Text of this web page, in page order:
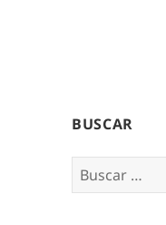
BUSCAR
Buscar: